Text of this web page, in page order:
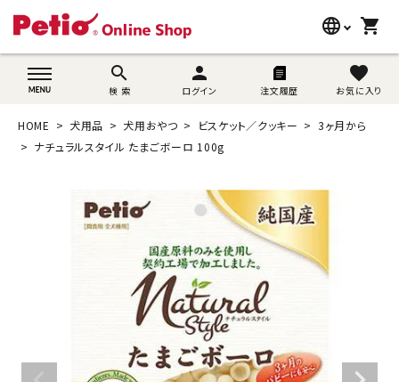
language
wovn-lang-name
shopping_cart
search
検 索
person
ログイン 注文履歴
favorite
お気に入り
search
猫用品
ブランド別に探す
ご利用案内
HOME 犬用品 犬用おやつ ビスケット／クッキー
3ヶ月から
ナチュラルスタイル たまごボーロ 100g